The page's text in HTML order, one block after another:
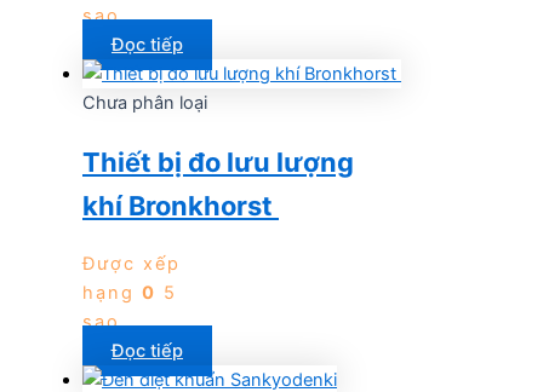
sao
Đọc tiếp
Chưa phân loại
Thiết bị đo lưu lượng
khí Bronkhorst
Được xếp
hạng 0 5
sao
Đọc tiếp